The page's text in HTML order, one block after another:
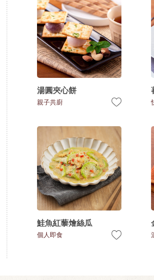
湯圓夾心餅
親子共廚
鮭魚紅藜燴絲瓜
個人即食